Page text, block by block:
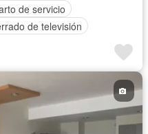
de servicio
de televisión